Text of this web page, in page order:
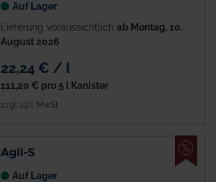
Auf Lager
Lieferung voraussichtlich ab Montag, 10.
August 2026
22,24 € / l
111,20 € pro 5 l Kanister
zzgl. 19% MwSt.
Agil-S
Auf Lager
%